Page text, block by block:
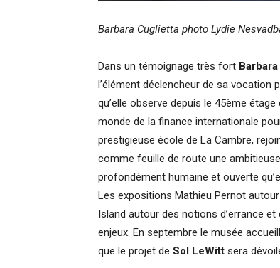
Barbara Cuglietta photo Lydie
Dans un témoignage très fort
l’élément déclencheur de sa vocation
qu’elle observe depuis le 45ème
monde de la finance internationale
prestigieuse école de La Cambre,
comme feuille de route une
profondément humaine et ouverte
Les expositions Mathieu Pernot
Island autour des notions d’errance
enjeux. En septembre le musée
que le projet de Sol LeWitt sera